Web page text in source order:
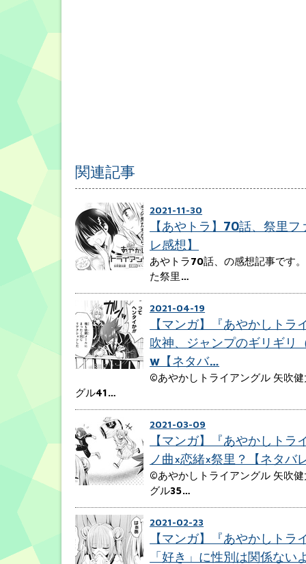
関連記事
2021-11-30
【あやトラ】70話、祭里
レ感想】
あやトラ70話、の感想記事です
た祭里…
2021-04-19
【マンガ】『あやかしト
吹神、ジャンプのギリギリ
w【ネタバ…
©あやかしトライアングル 矢吹
グル41…
2021-03-09
【マンガ】『あやかしトラ
ノ曲×恋緒×祭里？【ネタバ
©あやかしトライアングル 矢吹
グル35…
2021-02-23
【マンガ】『あやかしトラ
「好き」に性別は関係ない